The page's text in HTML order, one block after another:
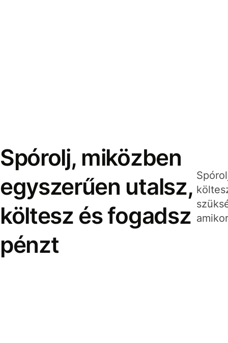
Spórolj, miközben
egyszerűen utalsz,
költesz és fogadsz
pénzt